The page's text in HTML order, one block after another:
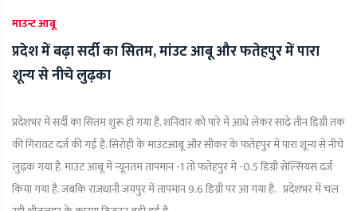
माउन्ट आबू
प्रदेश में बढ़ा सर्दी का सितम, मांउट आबू और फतेहपुर में पारा
शून्य से नीचे लुढ़का
प्रदेशभर में सर्दी का सितम शुरू हो गया है. शनिवार को पारे में आधे लेकर साढ़े तीन डिग्री तक
की गिरावट दर्ज की गई है. सिरोही के माउंटआबू और सीकर के फतेहपुर में पारा शून्य से नीचे
लुढ़क गया है. माउंट आबू में न्यूनतम तापमान -1 तो फतेहपुर में -0.5 डिग्री सेल्सियस दर्ज
किया गया है. जबकि राजधानी जयपुर में तापमान 9.6 डिग्री पर आ गया है. प्रदेशभर में चल